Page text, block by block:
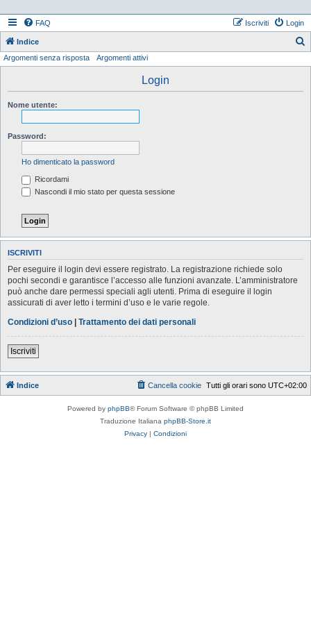
FAQ Login
Iscriviti
Indice
Argomenti senza risposta Argomenti attivi
Login
Nome utente:
Password:
Ho dimenticato la password
Ricordami
Nascondi il mio stato per questa sessione
ISCRIVITI
Per eseguire il login devi essere registrato. La registrazione richiede solo
pochi secondi e garantisce l’accesso alle funzioni avanzate. L’amministratore
può anche dare permessi speciali agli utenti. Prima di eseguire il login
assicurati di aver letto i termini d’uso e le varie regole.
Condizioni d’uso | Trattamento dei dati personali
Iscriviti
Indice Tutti gli orari sono UTC+02:00
Cancella cookie
Powered by phpBB® Forum Software © phpBB Limited
Traduzione Italiana phpBB-Store.it
Privacy | Condizioni